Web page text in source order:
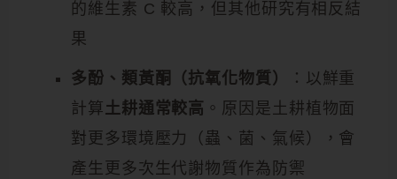
的維生素 C 較高，但其他研究有相反結
果
多酚、類黃酮（抗氧化物質）
：以鮮重
計算土耕通常較高 。原因是土耕植物面
對更多環境壓力（蟲、菌、氣候），會
產生更多次生代謝物質作為防禦